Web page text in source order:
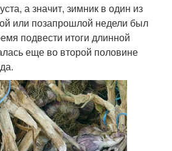
а значит, зимник в один из
или позапрошлой недели был
подвести итоги длинной
еще во второй половине